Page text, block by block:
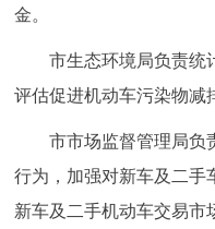
金。
市生态环境局负责统计
评估促进机动车污染物减
市市场监督管理局负
行为，加强对新车及二手
新车及二手机动车交易市